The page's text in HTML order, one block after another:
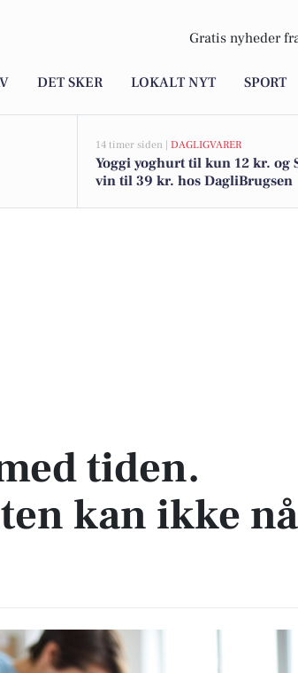
Gratis nyheder
DET SKER LOKALT NYT SPORT
14 timer siden | DAGLIGVARER
Yoggi yoghurt til kun 12 kr. og
vin til 39 kr. hos DagliBrugsen
ikke nå det hele
tiden.
kan ikke nå